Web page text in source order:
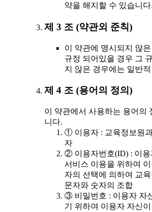
약을 해지할 수 있습니다.
제 3 조 (약관외 준칙)
이 약관에 명시되지 않
규정 되어있을 경우 그
지 않은 경우에는 일반
제 4 조 (용어의 정의)
이 약관에서 사용하는 용어의
니다.
① 이용자 : 교육정보원
자
② 이용자번호(ID) : 이용
서비스 이용을 위하여
자의 선택에 의하여 교
문자와 숫자의 조합
③ 비밀번호 : 이용자 자
기 위하여 이용자 자신